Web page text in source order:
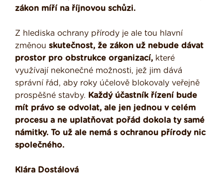
zákon míří na říjnovou schůzi.
Z hlediska ochrany přírody je ale tou hlavní
změnou skutečnost, že zákon už nebude dávat
prostor pro obstrukce organizací, které
využívají nekonečné možnosti, jež jim dává
správní řád, aby roky účelově blokovaly veřejně
prospěšné stavby. Každý účastník řízení bude
mít právo se odvolat, ale jen jednou v celém
procesu a ne uplatňovat pořád dokola ty samé
námitky. To už ale nemá s ochranou přírody nic
společného.
Klára Dostálová